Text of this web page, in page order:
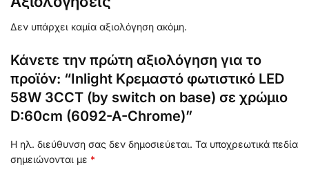
Δεν υπάρχει καμία αξιολόγηση ακόμη.
Κάνετε την πρώτη αξιολόγηση για το
προϊόν: “Inlight Κρεμαστό φωτιστικό LED
58W 3CCT (by switch on base) σε χρώμιο
D:60cm (6092-A-Chrome)”
Η ηλ. διεύθυνση σας δεν δημοσιεύεται. Τα υποχρεωτικά πεδία
σημειώνονται με *